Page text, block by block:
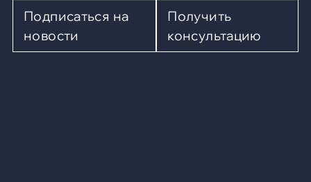
Подписаться на
новости
Получить
консультацию